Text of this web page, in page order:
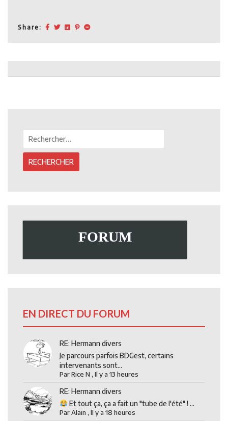
Share:
Post
FORUM
EN DIRECT DU FORUM
RE: Hermann divers
Je parcours parfois BDGest, certains
intervenants sont...
ParRice N ,Il y a 13 heures
RE: Hermann divers
Et tout ça, ça a fait un "tube de l'été" ! ...
ParAlain ,Il y a 18 heures